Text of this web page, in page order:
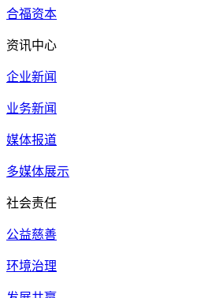
合福资本
资讯中心
企业新闻
业务新闻
媒体报道
多媒体展示
社会责任
公益慈善
环境治理